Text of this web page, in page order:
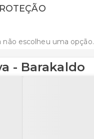
não escolheu uma opção.
- Barakaldo